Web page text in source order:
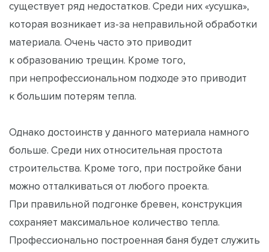
существует ряд недостатков. Среди них «усушка»,
которая возникает из-за неправильной обработки
материала. Очень часто это приводит
к образованию трещин. Кроме того,
при непрофессиональном подходе это приводит
к большим потерям тепла.
Однако достоинств у данного материала намного
больше. Среди них относительная простота
строительства. Кроме того, при постройке бани
можно отталкиваться от любого проекта.
При правильной подгонке бревен, конструкция
сохраняет максимальное количество тепла.
Профессионально построенная баня будет служить